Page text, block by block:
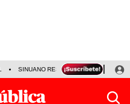
SINUANO RESULTADOS HOY